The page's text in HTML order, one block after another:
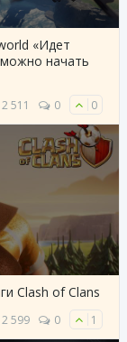
«Идет
начать
2 511 0 0
Clash of Clans
2 599 0 1